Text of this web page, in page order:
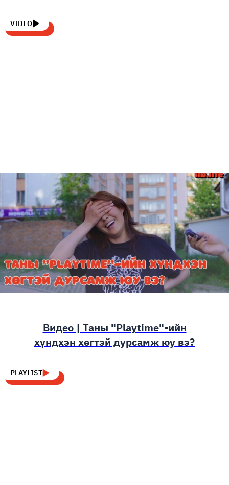
VIDEO
Видео | Таны "Playtime"-ийн
хүндхэн хөгтэй дурсамж юу вэ?
PLAYLIST